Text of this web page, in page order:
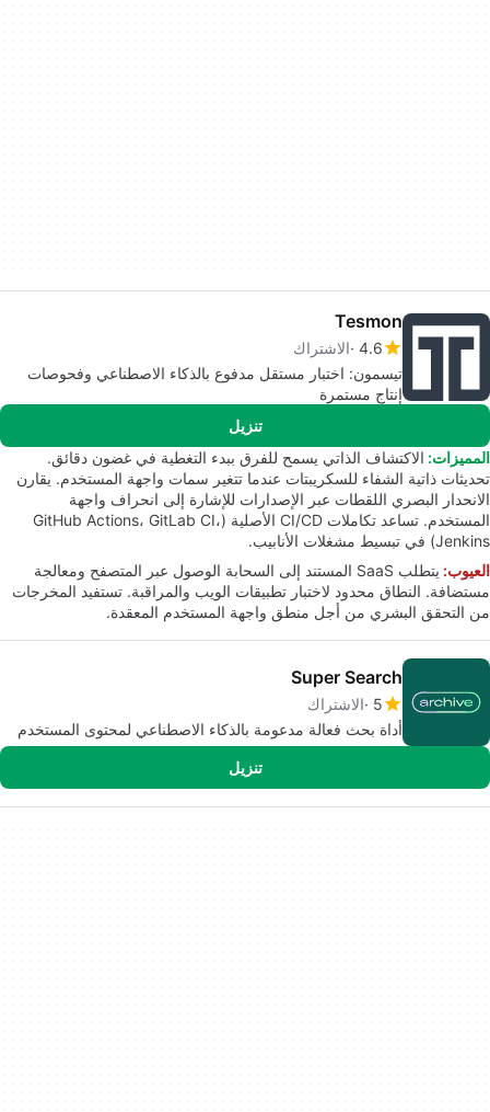
Tesmon
4.6 الاشتراك
تيسمون: اختبار مستقل مدفوع بالذكاء الاصطناعي وفحوصات
إنتاج مستمرة
تنزيل
المميزات: الاكتشاف الذاتي يسمح للفرق ببدء التغطية في غضون دقائق.
تحديثات ذاتية الشفاء للسكريبتات عندما تتغير سمات واجهة المستخدم. يقارن
الانحدار البصري اللقطات عبر الإصدارات للإشارة إلى انحراف واجهة
المستخدم. تساعد تكاملات CI/CD الأصلية (GitHub Actions، GitLab CI،
Jenkins) في تبسيط مشغلات الأنابيب.
العيوب:
يتطلب SaaS المستند إلى السحابة الوصول عبر المتصفح ومعالجة
مستضافة. النطاق محدود لاختبار تطبيقات الويب والمراقبة. تستفيد المخرجات
من التحقق البشري من أجل منطق واجهة المستخدم المعقدة.
Super Search
5 الاشتراك
أداة بحث فعالة مدعومة بالذكاء الاصطناعي لمحتوى المستخدم
تنزيل